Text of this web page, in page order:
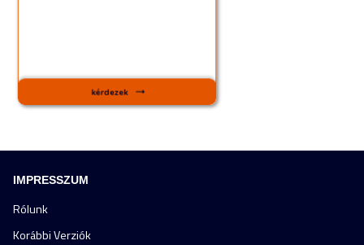
IMPRESSZUM
Rólunk
Korábbi Verziók